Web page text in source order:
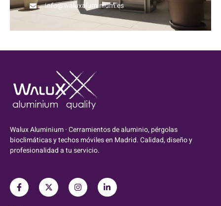
info@waluxaluminium.es
Walux Aluminium · Cerramientos de aluminio, pérgolas
bioclimáticas y techos móviles en Madrid. Calidad, diseño y
profesionalidad a tu servicio.